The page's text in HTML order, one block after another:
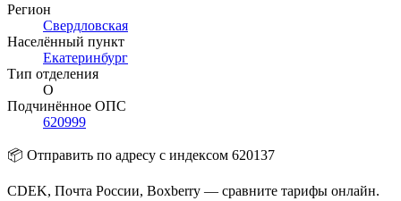
Регион
Свердловская
Населённый пункт
Екатеринбург
Тип отделения
О
Подчинённое ОПС
620999
📦 Отправить по адресу с индексом 620137
CDEK, Почта России, Boxberry — сравните тарифы онлайн.